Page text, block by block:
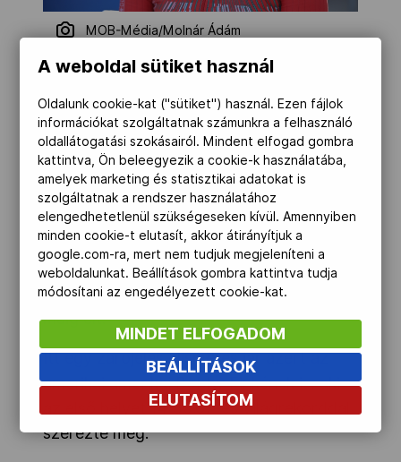
MOB-Média/Molnár Ádám
Szintén bitang jó teljesítménnyel lett
negyedik Betlehem Dávid 1500 gyorson:
az egy dolog, hogy az utolsó ötvenen
három másodperccel jobbat repesztett,
mint amilyen részidőkre beállt addig, de
összességében a 14:40.91-es mai ideje
majd’ öt másodperccel jobb annál, amivel
tegnap megdöntötte az addig élő
országos csúcsot. Nos, a tegnapi csak
máig élt.
Itt egy zárójeles elismerés jár azért az
amerikai amerikai Bobby Finkének is, aki
az első helyet 14:30.67-es világrekorddal
szerezte meg.
A weboldal sütiket használ
Oldalunk cookie-kat ("sütiket") használ. Ezen fájlok
információkat szolgáltatnak számunkra a felhasználó
oldallátogatási szokásairól. Mindent elfogad gombra
kattintva, Ön beleegyezik a cookie-k használatába,
amelyek marketing és statisztikai adatokat is
szolgáltatnak a rendszer használatához
elengedhetetlenül szükségeseken kívül. Amennyiben
minden cookie-t elutasít, akkor átirányítjuk a
google.com-ra, mert nem tudjuk megjeleníteni a
weboldalunkat. Beállítások gombra kattintva tudja
módosítani az engedélyezett cookie-kat.
MINDET ELFOGADOM
BEÁLLÍTÁSOK
ELUTASÍTOM